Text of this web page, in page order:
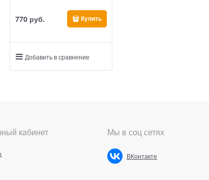
770 руб. Купить
Добавить в сравнение
кабинет Мы в соц сетях
ВКонтакте